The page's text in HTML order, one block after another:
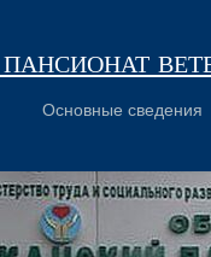
Основные сведения